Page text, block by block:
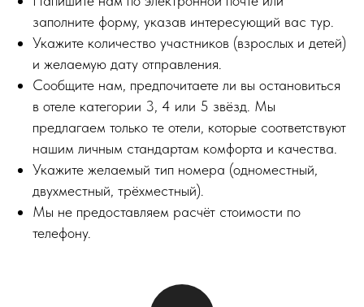
заполните форму, указав интересующий вас тур.
Укажите количество участников (взрослых и детей)
и желаемую дату отправления.
Сообщите нам, предпочитаете ли вы остановиться
в отеле категории 3, 4 или 5 звёзд. Мы
предлагаем только те отели, которые соответствуют
нашим личным стандартам комфорта и качества.
Укажите желаемый тип номера (одноместный,
двухместный, трёхместный).
Мы не предоставляем расчёт стоимости по
телефону.